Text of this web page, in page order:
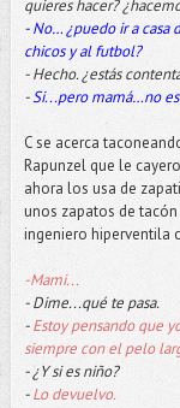
quieres hacer?
- No… ¿puedo ir a casa
chicos y al futbol?
- Hecho. ¿estás
-Si...pero mamá…no
C se acerca
Rapunzel que le
ahora los usa de
unos zapatos de
ingeniero hiperventila
-Mami...
- Dime...qué te pasa.
-Estoy pensando que
siempre con el pelo
- ¿Y si es niño?
-Lo devuelvo.